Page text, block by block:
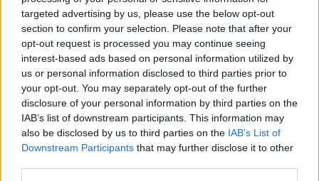
targeted advertising by us, please use the below opt-out
section to confirm your selection. Please note that after your
opt-out request is processed you may continue seeing
interest-based ads based on personal information utilized by
us or personal information disclosed to third parties prior to
your opt-out. You may separately opt-out of the further
disclosure of your personal information by third parties on the
IAB’s list of downstream participants. This information may
also be disclosed by us to third parties on the IAB’s List of
Downstream Participants that may further disclose it to other
pedig 29 pontot gyűjtött ezen a pályán, így az immár
hazai pályának számító Nyirád mellett Máriapócson
szerezte a legtöbb pontot.
A pályaismeret Húsvét hétfőn is jól jön majd, hiszen a
Legendák Tornáján is ott lesz Kárai Tamás.
A Legendák Tornájára természetesen rögtön igent